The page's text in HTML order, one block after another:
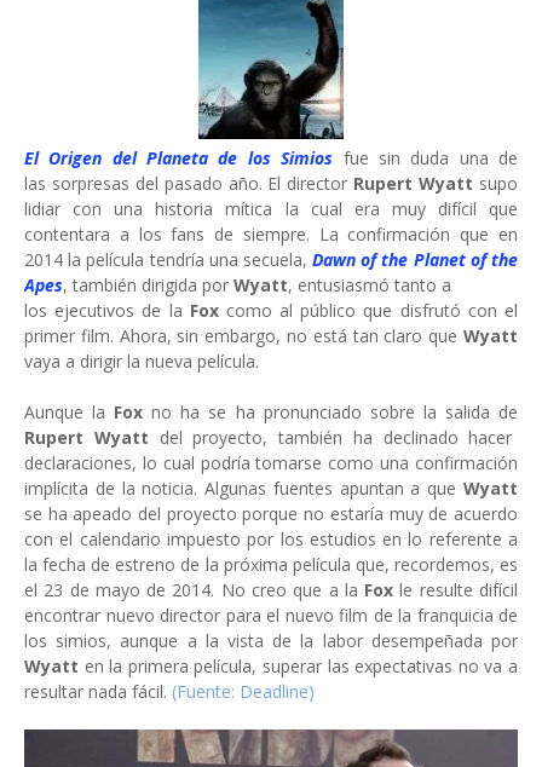
El Origen del Planeta de los Simios fue sin duda una de
las sorpresas del pasado año. El director Rupert Wyatt supo
lidiar con una historia mítica la cual era muy difícil que
contentara a los fans de siempre. La confirmación que en
2014 la película tendría una secuela,Dawn of the Planet of the
Apes, también dirigida por Wyatt, entusiasmó tanto a
los ejecutivos de la Fox como al público que disfrutó con el
primer film. Ahora, sin embargo, no está tan claro que Wyatt
vaya a dirigir la nueva película.
Aunque la Foxno ha se ha pronunciado sobre la salida de
Rupert Wyatt del proyecto, también ha declinado hacer
declaraciones, lo cual podría tomarse como una confirmación
implícita de la noticia. Algunas fuentes apuntan a que Wyatt
se ha apeado del proyecto porque no estaría muy de acuerdo
con el calendario impuesto por los estudios en lo referente a
la fecha de estreno de la próxima película que, recordemos, es
el 23 de mayo de 2014. No creo que a la Foxle resulte difícil
encontrar nuevo director para el nuevo film de la franquicia de
los simios, aunque a la vista de la labor desempeñada por
Wyatt en la primera película, superar las expectativas no va a
resultar nada fácil. (Fuente: Deadline)